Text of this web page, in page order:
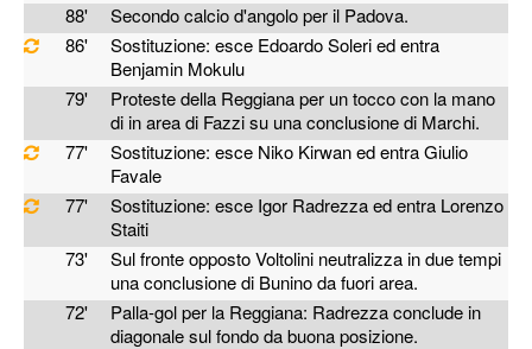
88'
Secondo calcio d'angolo per il Padova.
86'
Sostituzione: esce Edoardo Soleri ed entra
Benjamin Mokulu
79'
Proteste della Reggiana per un tocco con la mano
di in area di Fazzi su una conclusione di Marchi.
77'
Sostituzione: esce Niko Kirwan ed entra Giulio
Favale
77'
Sostituzione: esce Igor Radrezza ed entra Lorenzo
Staiti
73'
Sul fronte opposto Voltolini neutralizza in due tempi
una conclusione di Bunino da fuori area.
72'
Palla-gol per la Reggiana: Radrezza conclude in
diagonale sul fondo da buona posizione.